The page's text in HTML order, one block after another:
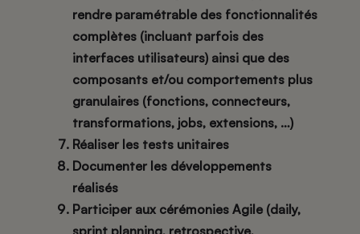
rendre paramétrable des fonctionnalités
complètes (incluant parfois des
interfaces utilisateurs) ainsi que des
composants et/ou comportements plus
granulaires (fonctions, connecteurs,
transformations, jobs, extensions, …)
Réaliser les tests unitaires
Documenter les développements
réalisés
Participer aux cérémonies Agile (daily,